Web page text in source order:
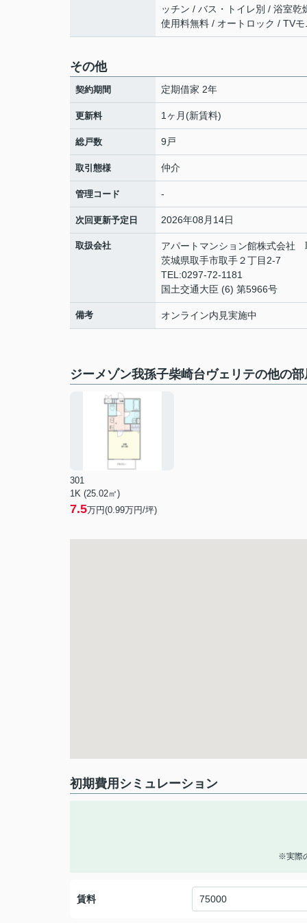
ッチン / バス・トイレ別 / 浴室
使用料無料 / オートロック / TV
その他
契約期間 定期借家 2年
更新料 1ヶ月(新賃料)
総戸数 9戸
取引態様 仲介
管理コード -
次回更新予定日 2026年08月14日
取扱会社
アパートマンション館株式会社
茨城県取手市取手２丁目2-7
TEL:0297-72-1181
国土交通大臣 (6) 第5966号
備考 オンライン内見実施中
ジーメゾン我孫子柴崎台ヴェリテの他の部
301
1K (25.02㎡)
7.5万円(0.99万円/坪)
初期費用シミュレーション
※実際
賃料